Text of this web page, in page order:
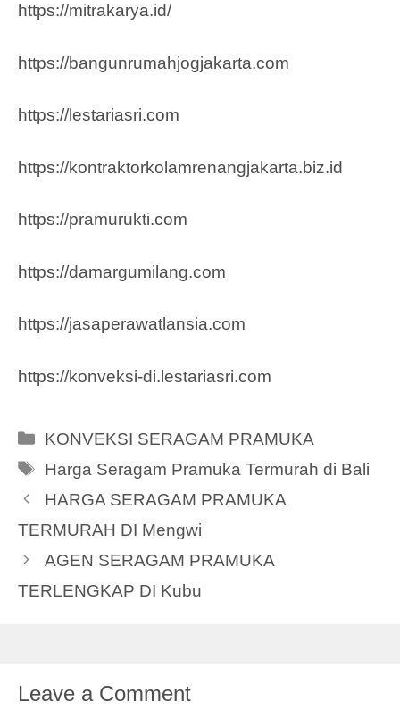
https://mitrakarya.id/
https://bangunrumahjogjakarta.com
https://lestariasri.com
https://kontraktorkolamrenangjakarta.biz.id
https://pramurukti.com
https://damargumilang.com
https://jasaperawatlansia.com
https://konveksi-di.lestariasri.com
Categories
KONVEKSI SERAGAM PRAMUKA
Tags
Harga Seragam Pramuka Termurah di Bali
HARGA SERAGAM PRAMUKA
TERMURAH DI Mengwi
AGEN SERAGAM PRAMUKA
TERLENGKAP DI Kubu
Leave a Comment